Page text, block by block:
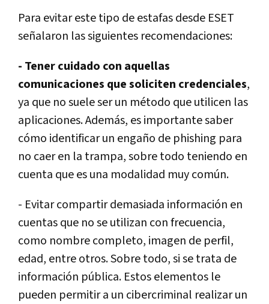
Para evitar este tipo de estafas desde ESET
señalaron las siguientes recomendaciones:
- Tener cuidado con aquellas
comunicaciones que soliciten credenciales,
ya que no suele ser un método que utilicen las
aplicaciones. Además, es importante saber
cómo identificar un engaño de phishing para
no caer en la trampa, sobre todo teniendo en
cuenta que es una modalidad muy común.
- Evitar compartir demasiada información en
cuentas que no se utilizan con frecuencia,
como nombre completo, imagen de perfil,
edad, entre otros. Sobre todo, si se trata de
información pública. Estos elementos le
pueden permitir a un cibercriminal realizar un